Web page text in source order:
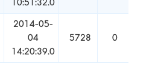
2014-05-
04
14:20:39.0
5728 0